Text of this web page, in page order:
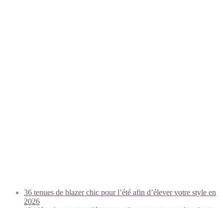
36 tenues de blazer chic pour l’été afin d’élever votre style en
2026